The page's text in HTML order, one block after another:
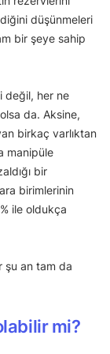
düşünmeleri
bir şeye sahip
değil, her ne
da. Aksine,
birkaç varlıktan
manipüle
bir
birimlerinin
ile oldukça
şu an tam da
mi?